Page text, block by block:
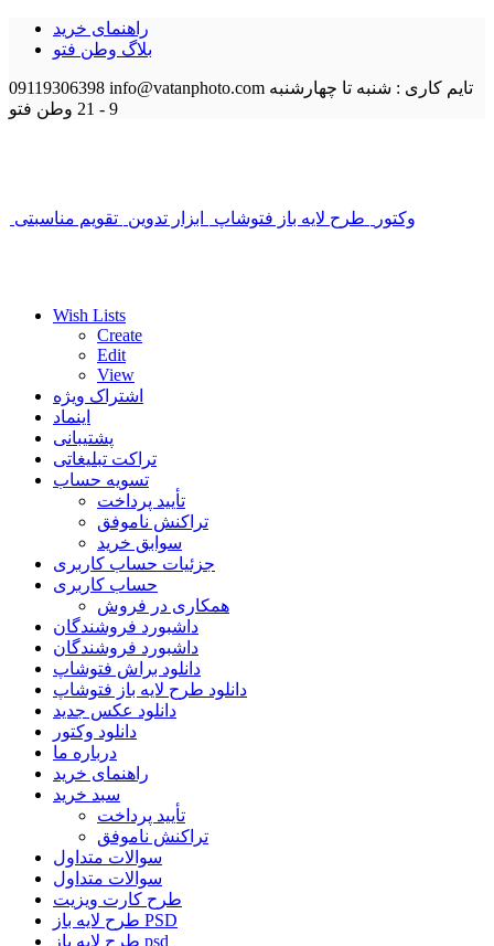
راهنمای خرید
بلاگ وطن فتو
09119306398 info@vatanphoto.com تایم کاری : شنبه تا چهارشنبه
9 - 21
وطن فتو
وکتور طرح لایه باز فتوشاپ ابزار تدوین تقویم مناسبتی
Wish Lists
Create
Edit
View
اشتراک ویژه
اینماد
پشتیبانی
تراکت تبلیغاتی
تسویه حساب
تأیید پرداخت
تراکنش ناموفق
سوابق خرید
جزئیات حساب کاربری
حساب کاربری
همکاری در فروش
داشبورد فروشندگان
داشبورد فروشندگان
دانلود براش فتوشاپ
دانلود طرح لایه باز فتوشاپ
دانلود عکس جدید
دانلود وکتور
درباره ما
راهنمای خرید
سبد خرید
تأیید پرداخت
تراکنش ناموفق
سوالات متداول
سوالات متداول
طرح کارت ویزیت
طرح لایه باز PSD
طرح لایه باز psd